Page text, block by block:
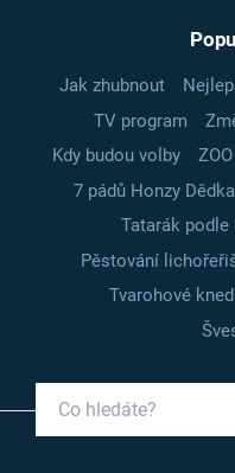
Jak zhubnout
TV program
Kdy budou volby
7 pádů Honzy Dědka
Tatarák podle
Pěstování
Tvarohové